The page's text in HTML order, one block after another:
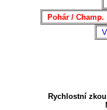
Pohár / Champ.
Rychlostní